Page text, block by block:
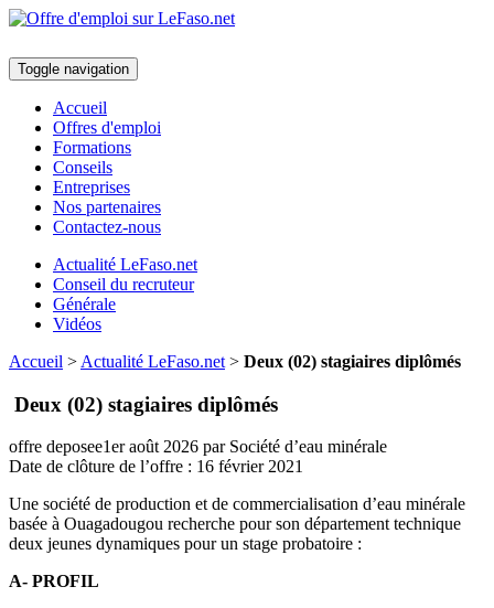
Toggle navigation
Accueil
Offres d'emploi
Formations
Conseils
Entreprises
Nos partenaires
Contactez-nous
Actualité LeFaso.net
Conseil du recruteur
Générale
Vidéos
Accueil > Actualité LeFaso.net > Deux (02) stagiaires diplômés
Deux (02) stagiaires diplômés
offre deposee1er août 2026 par Société d’eau minérale
Date de clôture de l’offre : 16 février 2021
Une société de production et de commercialisation d’eau minérale
basée à Ouagadougou recherche pour son département technique
deux jeunes dynamiques pour un stage probatoire :
A- PROFIL